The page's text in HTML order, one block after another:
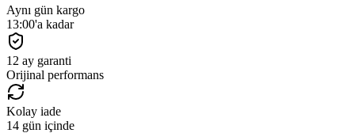
Aynı gün kargo
13:00'a kadar
12 ay garanti
Orijinal performans
Kolay iade
14 gün içinde